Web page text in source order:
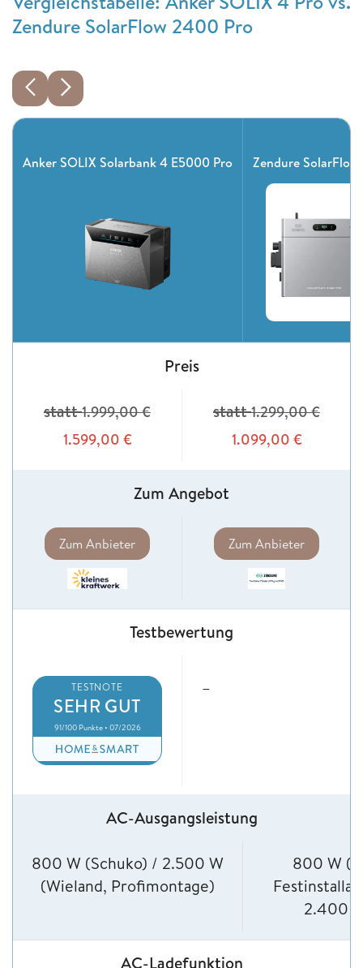
Zendure SolarFlow 2400 Pro
Anker SOLIX Solarbank 4 E5000 Pro Zendure
Preis
statt1.999,00€
1.599,00 €
statt1.299,00€
1.099,00 €
Zum Angebot
Zum Anbieter Zum Anbieter
Testbewertung
TESTNOTE
SEHR GUT
91/100 Punkte • 07/2026
–
AC-Ausgangsleistung
800 W (Schuko) / 2.500 W
(Wieland, Profimontage)
800 W
2.400
AC-Ladefunktion